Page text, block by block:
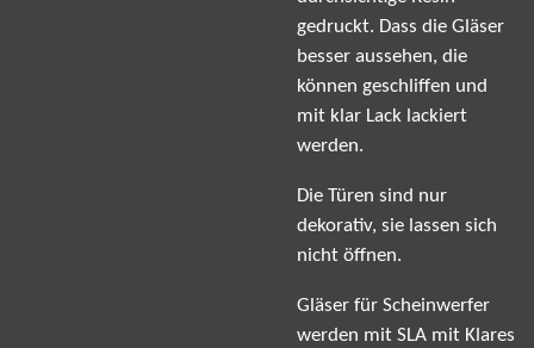
gedruckt. Dass die Gläser
besser aussehen, die
können geschliffen und
mit klar Lack lackiert
werden.
Die Türen sind nur
dekorativ, sie lassen sich
nicht öffnen.
Gläser für Scheinwerfer
werden mit SLA mit Klares